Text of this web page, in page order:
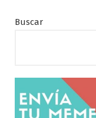
Buscar